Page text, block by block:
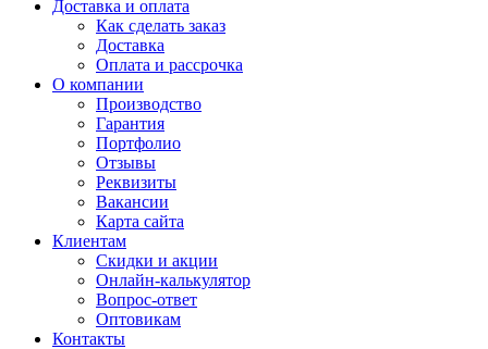
Доставка и оплата
Как сделать заказ
Доставка
Оплата и рассрочка
О компании
Производство
Гарантия
Портфолио
Отзывы
Реквизиты
Вакансии
Карта сайта
Клиентам
Скидки и акции
Онлайн-калькулятор
Вопрос-ответ
Оптовикам
Контакты